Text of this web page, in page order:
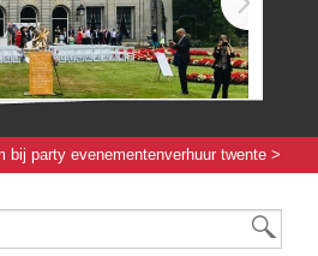
bestellen
contact
bij party evenementenverhuur twente >